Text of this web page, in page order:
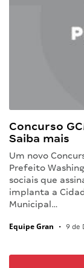
Concurso
Saiba mais
Um novo
Prefeito
sociais que
implanta a
Municipal…
Equipe Gran • 9 de